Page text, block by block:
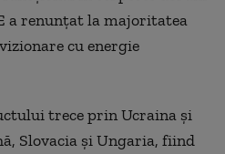
a renunţat la majoritatea
cu energie
trece prin Ucraina şi
Slovacia şi Ungaria, fiind